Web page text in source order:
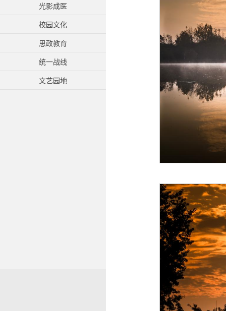
光影成医
校园文化
思政教育
统一战线
文艺园地